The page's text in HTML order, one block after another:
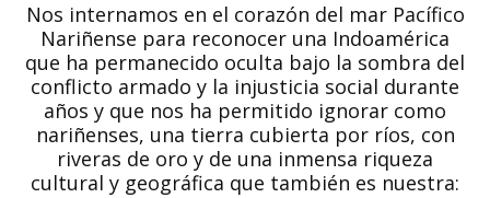
Nos internamos en el corazón del mar Pacífico
Nariñense para reconocer una Indoamérica
que ha permanecido oculta bajo la sombra del
conflicto armado y la injusticia social durante
años y que nos ha permitido ignorar como
nariñenses, una tierra cubierta por ríos, con
riveras de oro y de una inmensa riqueza
cultural y geográfica que también es nuestra: